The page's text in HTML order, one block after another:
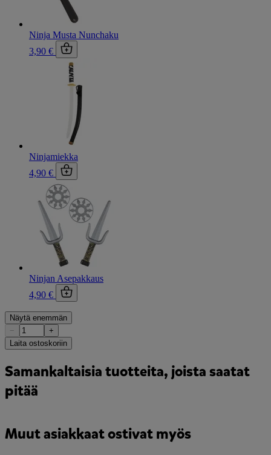
Ninja Musta Nunchaku
3,90 €
Ninjamiekka
4,90 €
Ninjan Asepakkaus
4,90 €
Näytä enemmän
−
+
Laita ostoskoriin
Samankaltaisia tuotteita, joista saatat
pitää
Muut asiakkaat ostivat myös